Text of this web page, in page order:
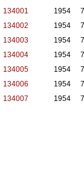
134001 1954
134002 1954
134003 1954
134004 1954
134005 1954
134006 1954
134007 1954